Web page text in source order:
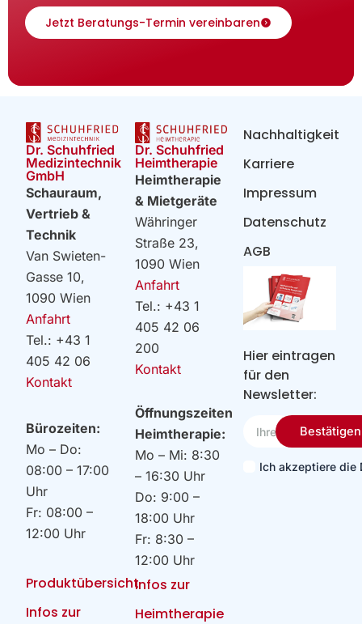
Jetzt Beratungs-Termin vereinbaren
Dr. Schuhfried
Medizintechnik
GmbH
Schauraum,
Vertrieb &
Technik
Van Swieten-
Gasse 10,
1090 Wien
Anfahrt
Tel.: +43 1
405 42 06
Kontakt
Bürozeiten:
Mo – Do:
08:00 – 17:00
Uhr
Fr: 08:00 –
12:00 Uhr
Produktübersicht
Infos zur
Dr. Schuhfried
Heimtherapie
Heimtherapie
& Mietgeräte
Währinger
Straße 23,
1090 Wien
Anfahrt
Tel.: +43 1
405 42 06
200
Kontakt
Öffnungszeiten
Heimtherapie:
Mo – Mi: 8:30
– 16:30 Uhr
Do: 9:00 –
18:00 Uhr
Fr: 8:30 –
12:00 Uhr
Infos zur
Heimtherapie
Hier eintragen
für den
Newsletter:
Email
Ich akzeptiere die
Bestätigen
Nachhaltigkeit
Karriere
Impressum
Datenschutz
AGB